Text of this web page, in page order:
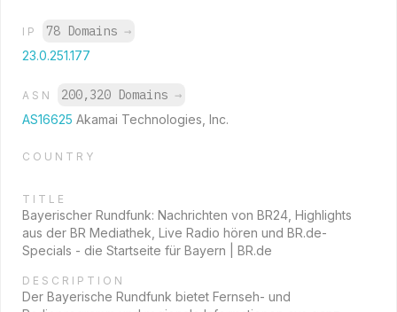
IP 78 Domains →
23.0.251.177
ASN 200,320 Domains →
AS16625 Akamai Technologies, Inc.
COUNTRY
TITLE
Bayerischer Rundfunk: Nachrichten von BR24, Highlights
aus der BR Mediathek, Live Radio hören und BR.de-
Specials - die Startseite für Bayern | BR.de
DESCRIPTION
Der Bayerische Rundfunk bietet Fernseh- und